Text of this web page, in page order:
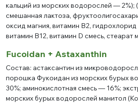
кальций из морских водорослей — 2%);
смешанная лактоза,
оксид магния, витамин В2,
витамин В12, витамин D смесь, стеарат
Fucoidan + Astaxanthin
Состав: астаксантин из
порошка Фукоидан из морских бурых
30%; аминокислотная смесь — 16%;
морских бурых водорослей манитол